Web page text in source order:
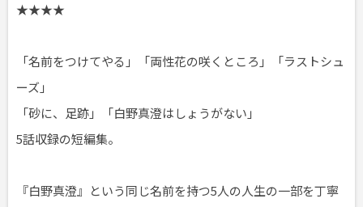
★★★★
「名前をつけてやる」「両性花の咲くところ」「ラストシュ
ーズ」
「砂に、足跡」「白野真澄はしょうがない」
5話収録の短編集。
『白野真澄』という同じ名前を持つ5人の人生の一部を丁寧